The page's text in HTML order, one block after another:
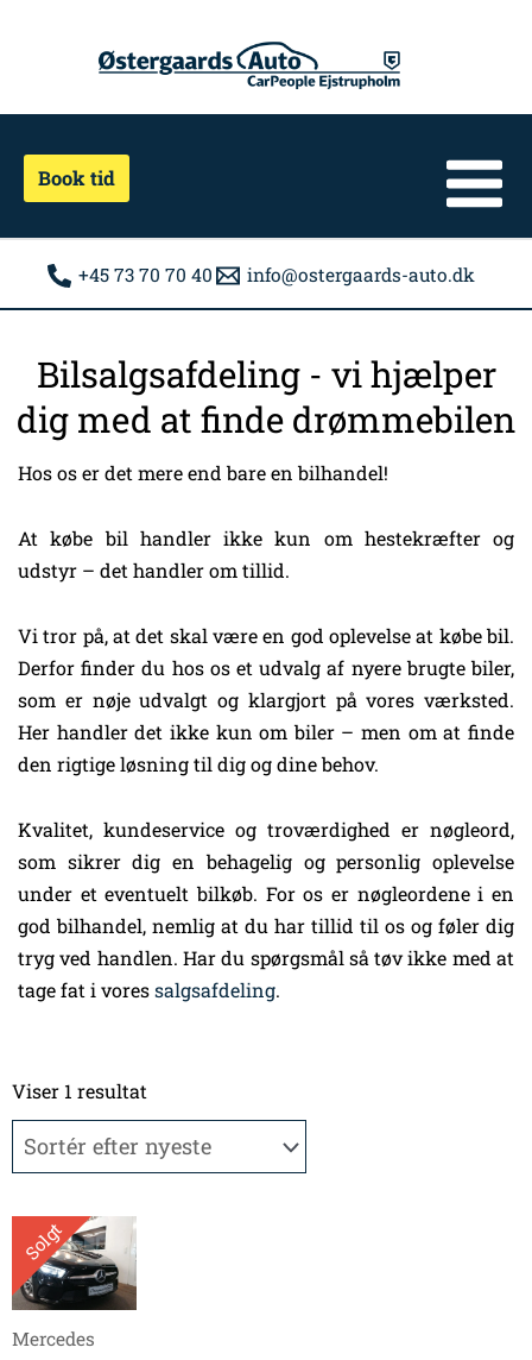
Book tid
+45 73 70 70 40 info@ostergaards-auto.dk
Bilsalgsafdeling - vi hjælper
dig med at finde drømmebilen
Hos os er det mere end bare en bilhandel!
At købe bil handler ikke kun om hestekræfter og
udstyr – det handler om tillid.
Vi tror på, at det skal være en god oplevelse at købe bil.
Derfor finder du hos os et udvalg af nyere brugte biler,
som er nøje udvalgt og klargjort på vores værksted.
Her handler det ikke kun om biler – men om at finde
den rigtige løsning til dig og dine behov.
Kvalitet, kundeservice og troværdighed er nøgleord,
som sikrer dig en behagelig og personlig oplevelse
under et eventuelt bilkøb. For os er nøgleordene i en
god bilhandel, nemlig at du har tillid til os og føler dig
tryg ved handlen. Har du spørgsmål så tøv ikke med at
tage fat i voressalgsafdeling.
Viser 1 resultat
Solgt
Mercedes